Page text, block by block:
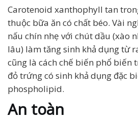
Carotenoid xanthophyll tan
thuộc bữa ăn có chất béo. Vài
nấu chín nhẹ với chút dầu (xào
lâu) làm tăng sinh khả dụng từ
cũng là cách chế biến phổ biến
đỏ trứng có sinh khả dụng đặc
phospholipid.
An toàn